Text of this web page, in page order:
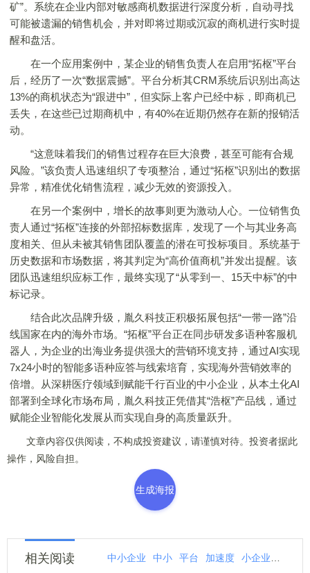
矿”。系统在企业内部对敏感商机数据进行深度分析，自动寻找
可能被遗漏的销售机会，并对即将过期或沉寂的商机进行实时提
醒和盘活。
在一个应用案例中，某企业的销售负责人在启用“拓枢”平台
后，经历了一次“数据震撼”。平台分析其CRM系统后识别出高达
13%的商机状态为“跟进中”，但实际上客户已经中标，即商机已
丢失，在这些已过期商机中，有40%在近期仍然存在新的报销活
动。
“这意味着我们的销售过程存在巨大浪费，甚至可能有合规
风险。”该负责人迅速组织了专项整治，通过“拓枢”识别出的数据
异常，精准优化销售流程，减少无效的资源投入。
在另一个案例中，增长的故事则更为激动人心。一位销售负
责人通过“拓枢”连接的外部招标数据库，发现了一个与其业务高
度相关、但从未被其销售团队覆盖的潜在可投标项目。系统基于
历史数据和市场数据，将其判定为“高价值商机”并发出提醒。该
团队迅速组织应标工作，最终实现了“从零到一、15天中标”的中
标记录。
结合此次品牌升级，胤久科技正积极拓展包括“一带一路”沿
线国家在内的海外市场。“拓枢”平台正在同步研发多语种客服机
器人，为企业的出海业务提供强大的营销环境支持，通过AI实现
7x24小时的智能多语种应答与线索培育，实现海外营销效率的
倍增。从深耕医疗领域到赋能千行百业的中小企业，从本土化AI
部署到全球化市场布局，胤久科技正凭借其“浩枢”产品线，通过
赋能企业智能化发展从而实现自身的高质量跃升。
文章内容仅供阅读，不构成投资建议，请谨慎对待。投资者据此
操作，风险自担。
生成海报
相关阅读 中小企业 中小 平台 加速度 小企业